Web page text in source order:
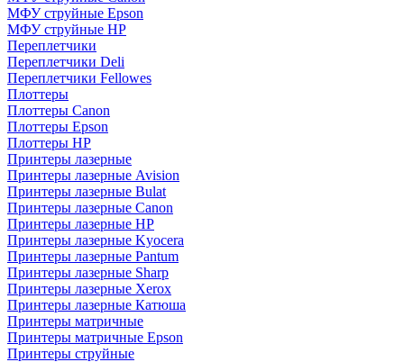
МФУ струйные Epson
МФУ струйные HP
Переплетчики
Переплетчики Deli
Переплетчики Fellowes
Плоттеры
Плоттеры Canon
Плоттеры Epson
Плоттеры HP
Принтеры лазерные
Принтеры лазерные Avision
Принтеры лазерные Bulat
Принтеры лазерные Canon
Принтеры лазерные HP
Принтеры лазерные Kyocera
Принтеры лазерные Pantum
Принтеры лазерные Sharp
Принтеры лазерные Xerox
Принтеры лазерные Катюша
Принтеры матричные
Принтеры матричные Epson
Принтеры струйные